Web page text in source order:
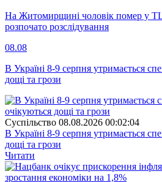
На Житомирщині чоловік помер у
розпочато розслідування
08.08
В Україні 8-9 серпня утримається
дощі та грози
Суспiльство 08.08.2026 00:02:04
В Україні 8-9 серпня утримається
дощі та грози
Читати